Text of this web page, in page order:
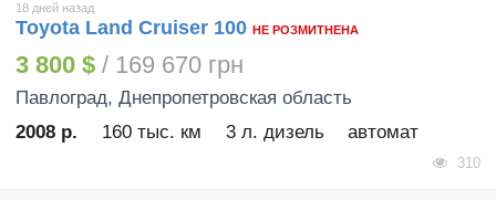
18 дней назад
Toyota Land Cruiser 100 НЕ РОЗМИТНЕНА
3 800 $ / 169 670 грн
Павлоград, Днепропетровская область
2008 р.
160 тыс. км 3 л. дизель автомат
310